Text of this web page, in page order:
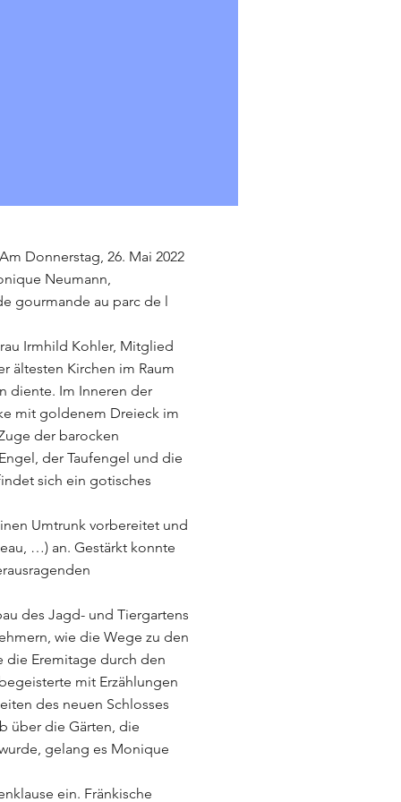
Donnerstag, 26. Mai 2022
Neumann,
gourmande au parc de l
Irmhild Kohler, Mitglied
ältesten Kirchen im Raum
diente. Im Inneren der
mit goldenem Dreieck im
der barocken
der Taufengel und die
sich ein gotisches
Umtrunk vorbereitet und
…) an. Gestärkt konnte
des Jagd- und Tiergartens
wie die Wege zu den
die Eremitage durch den
mit Erzählungen
des neuen Schlosses
über die Gärten, die
gelang es Monique
ein. Fränkische